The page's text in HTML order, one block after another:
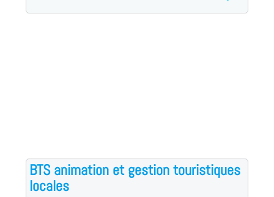
BTS animation et gestion touristiques
locales